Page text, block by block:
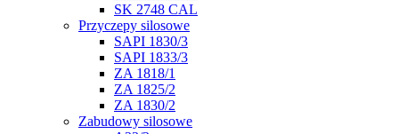
SK 2748 CAL
Przyczepy silosowe
SAPI 1830/3
SAPI 1833/3
ZA 1818/1
ZA 1825/2
ZA 1830/2
Zabudowy silosowe